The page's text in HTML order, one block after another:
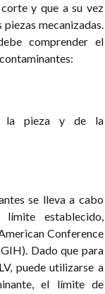
y que a su vez
mecanizadas.
comprender el
la pieza y de la
se lleva a cabo
establecido,
Conference
Dado que para
puede utilizarse a
el límite de